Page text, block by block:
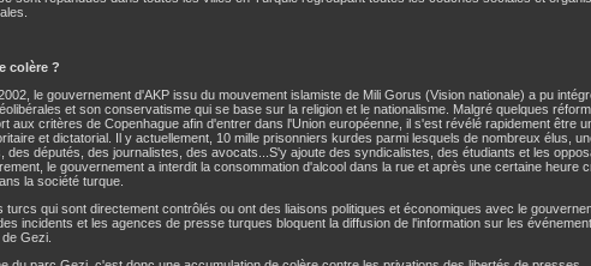
colère ?
le gouvernement d'AKP issu du mouvement islamiste de Mili Gorus (Vision nationale) a pu
et son conservatisme qui se base sur la religion et le nationalisme. Malgré quelques
aux critères de Copenhague afin d'entrer dans l'Union européenne, il s'est révélé rapidement être
et dictatorial. Il y actuellement, 10 mille prisonniers kurdes parmi lesquels de nombreux élus,
des députés, des journalistes, des avocats...S'y ajoute des syndicalistes, des étudiants et les
le gouvernement a interdit la consommation d'alcool dans la rue et après une certaine heure
la société turque.
turcs qui sont directement contrôlés ou ont des liaisons politiques et économiques avec le
incidents et les agences de presse turques bloquent la diffusion de l'information sur les
Gezi.